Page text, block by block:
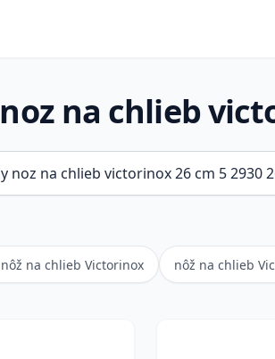
na chlieb
na chlieb Victorinox nôž na chlieb